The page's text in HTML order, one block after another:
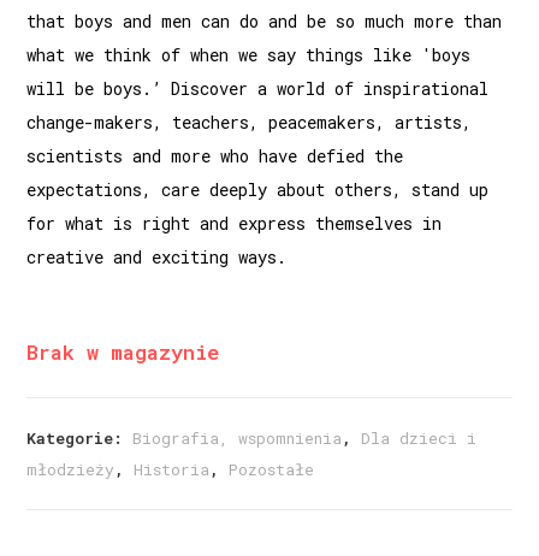
that boys and men can do and be so much more than
what we think of when we say things like 'boys
will be boys.’ Discover a world of inspirational
change-makers, teachers, peacemakers, artists,
scientists and more who have defied the
expectations, care deeply about others, stand up
for what is right and express themselves in
creative and exciting ways.
Brak w magazynie
Kategorie: Biografia, wspomnienia , Dla dzieci i
młodzieży , Historia , Pozostałe